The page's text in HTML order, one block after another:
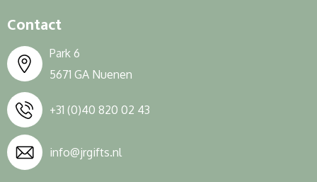
Contact
Park 6
5671 GA Nuenen
+31 (0)40 820 02 43
info@jrgifts.nl